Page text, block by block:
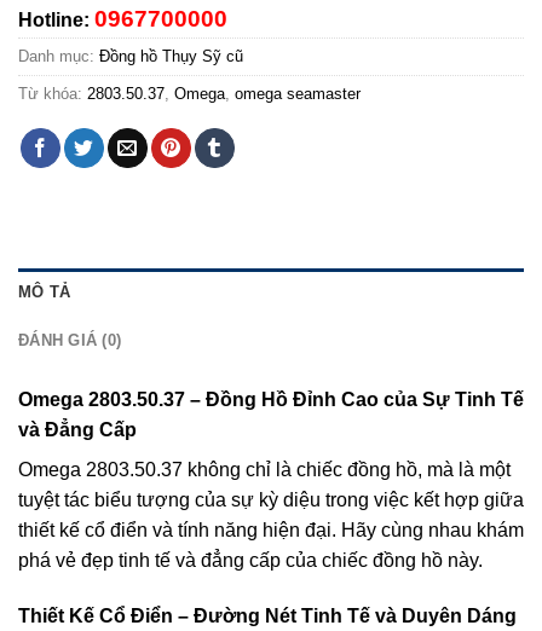
Hotline: 0967700000
Danh mục: Đồng hồ Thụy Sỹ cũ
Từ khóa: 2803.50.37 Omega omega seamaster
MÔ TẢ
ĐÁNH GIÁ (0)
Omega 2803.50.37 – Đồng Hồ Đỉnh Cao của Sự Tinh Tế
và Đẳng Cấp
Omega 2803.50.37 không chỉ là chiếc đồng hồ, mà là một
tuyệt tác biểu tượng của sự kỳ diệu trong việc kết hợp giữa
thiết kế cổ điển và tính năng hiện đại. Hãy cùng nhau khám
phá vẻ đẹp tinh tế và đẳng cấp của chiếc đồng hồ này.
Thiết Kế Cổ Điển – Đường Nét Tinh Tế và Duyên Dáng